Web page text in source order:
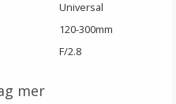
Universal
120-300mm
F/2.8
mer